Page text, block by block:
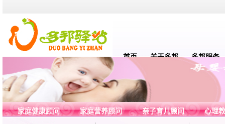
首页 关于多邦 多邦服务
家庭健康顾问 家庭营养顾问 亲子育儿顾问 心理